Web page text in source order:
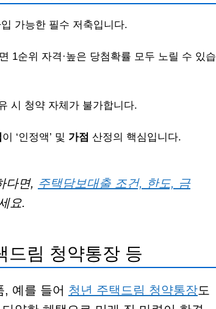
가능한 필수 저축입니다.
1순위 자격·높은 당첨확률 모두 노릴 수 있습
시 청약 자체가 불가합니다.
이 ‘인정액’ 및 가점 산정의 핵심입니다.
다면, 주택담보대출 조건, 한도, 금
요.
드림 청약통장 등
, 예를 들어 청년 주택드림 청약통장도